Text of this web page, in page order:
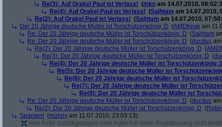
Re(3): Auf Orakel Paul ist Verlass! (mko am 14.07.2010,
Re(4): Auf Orakel Paul ist Verlass! (Sajhtam am 14.07.2010,
Re(2): Auf Orakel Paul ist Verlass! (Sajhtam am 14.07.2010,
Der 20 Jährige deutsche Müller ist Torschützenkönig :D (AMDfreak am
Re: Der 20 Jährige deutsche Müller ist Torschützenkönig :D (Sajhtam
Re: Der 20 Jährige deutsche Müller ist Torschützenkönig :D (ducduc
Re(2): Der 20 Jährige deutsche Müller ist Torschützenkönig :D (
Re(3): Der 20 Jährige deutsche Müller ist Torschützenkönig :D (
Re(4): Der 20 Jährige deutsche Müller ist Torschützenkönig
Re(5): Der 20 Jährige deutsche Müller ist
Re(6): Der 20 Jährige deutsche Müller ist
Re(7): Der 20 Jährige deutsche Müller ist
Re(8): Der 20 Jährige deutsche Müller ist
Re: Der 20 Jährige deutsche Müller ist Torschützenkönig :D (ducduc
Re(2): Der 20 Jährige deutsche Müller ist Torschützenkönig :D (
Spanien! (muhrly am 11.07.2010, 23:03:13)
Vom Autor zurückgezogen oder Autor hat seine Registrierung nicht